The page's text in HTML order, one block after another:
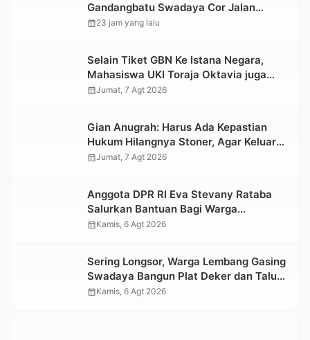
Gandangbatu Swadaya Cor Jalan
Kabupaten
calendar_month23 jam yang lalu
Selain Tiket GBN Ke Istana Negara,
Mahasiswa UKI Toraja Oktavia juga
Lolos ke Pekan Seni Mahasiswa
calendar_monthJumat, 7 Agt 2026
Gian Anugrah: Harus Ada Kepastian
Hukum Hilangnya Stoner, Agar Keluarga
tidak Larut dalam Trauma dan
calendar_monthJumat, 7 Agt 2026
Anggota DPR RI Eva Stevany Rataba
Salurkan Bantuan Bagi Warga
Terdampak Longsor di Buntu Pepasan
calendar_monthKamis, 6 Agt 2026
Sering Longsor, Warga Lembang Gasing
Swadaya Bangun Plat Deker dan Talut
Jalan Penghubung Antar Lembang
calendar_monthKamis, 6 Agt 2026